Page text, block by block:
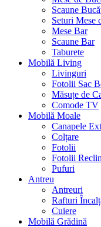
Scaune
Seturi Mese
Mese Bar
Scaune Bar
Taburete
Mobilă Living
Livinguri
Fotolii Sac
Măsuțe de
Comode TV
Mobilă Moale
Canapele
Colțare
Fotolii
Fotolii
Pufuri
Antreu
Antreuri
Rafturi
Cuiere
Mobilă Grădină